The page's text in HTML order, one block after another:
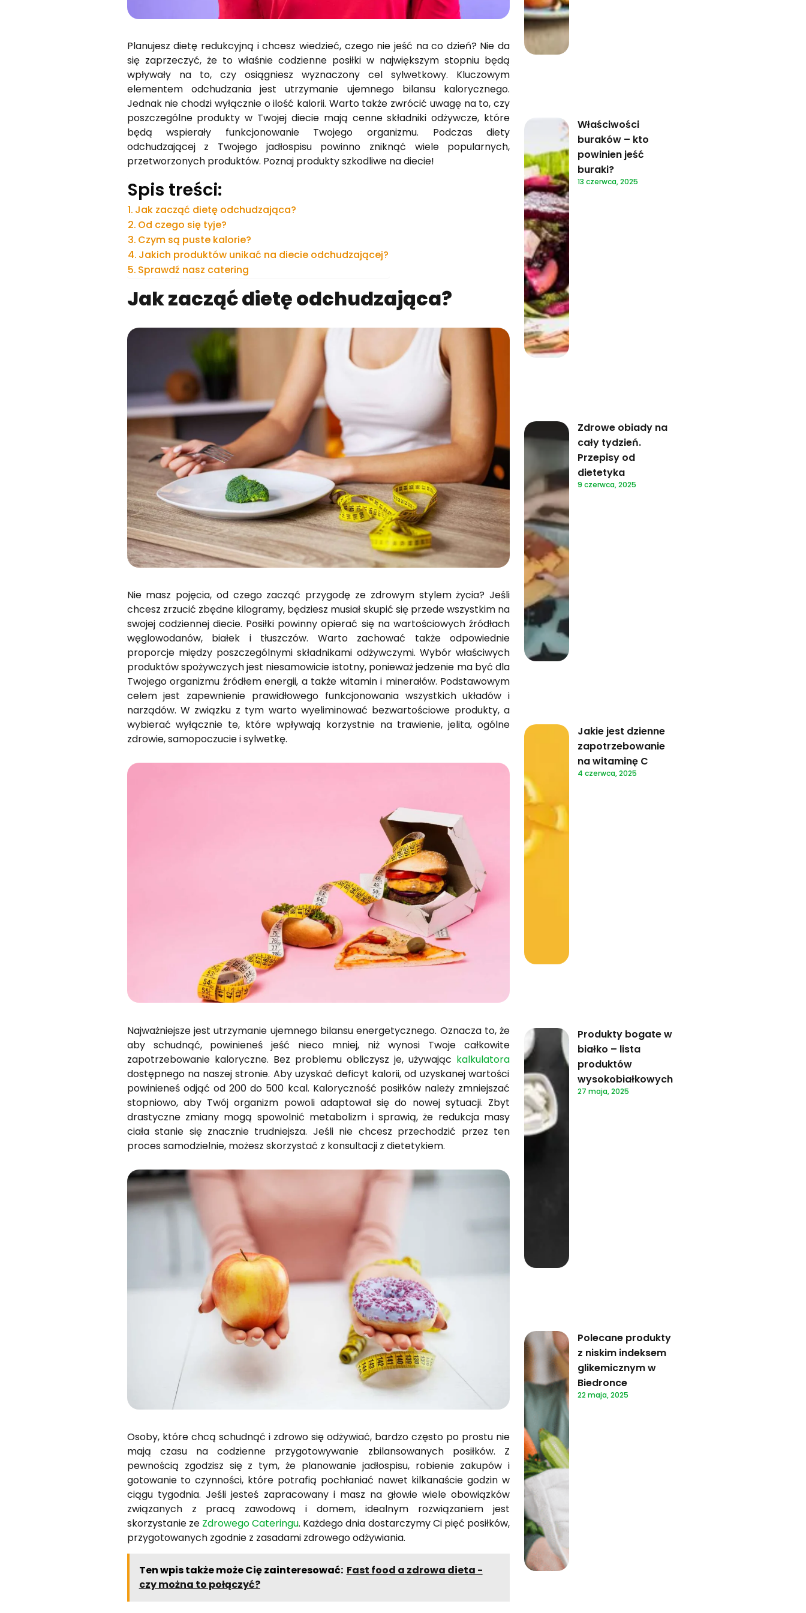
Planujesz dietę redukcyjną i chcesz wiedzieć, czego nie jeść na co dzień? Nie da
się zaprzeczyć, że to właśnie codzienne posiłki w największym stopniu będą
wpływały na to, czy osiągniesz wyznaczony cel sylwetkowy. Kluczowym
elementem odchudzania jest utrzymanie ujemnego bilansu kalorycznego.
Jednak nie chodzi wyłącznie o ilość kalorii. Warto także zwrócić uwagę na to, czy
poszczególne produkty w Twojej diecie mają cenne składniki odżywcze, które
będą wspierały funkcjonowanie Twojego organizmu. Podczas diety
odchudzającej z Twojego jadłospisu powinno zniknąć wiele popularnych,
przetworzonych produktów. Poznaj produkty szkodliwe na diecie!
Spis treści:
Jak zacząć dietę odchudzająca?
Od czego się tyje?
Czym są puste kalorie?
Jakich produktów unikać na diecie odchudzającej?
Sprawdź nasz catering
Jak zacząć dietę odchudzająca?
Nie masz pojęcia, od czego zacząć przygodę ze zdrowym stylem życia? Jeśli
chcesz zrzucić zbędne kilogramy, będziesz musiał skupić się przede wszystkim na
swojej codziennej diecie. Posiłki powinny opierać się na wartościowych źródłach
węglowodanów, białek i tłuszczów. Warto zachować także odpowiednie
proporcje między poszczególnymi składnikami odżywczymi. Wybór właściwych
produktów spożywczych jest niesamowicie istotny, ponieważ jedzenie ma być dla
Twojego organizmu źródłem energii, a także witamin i minerałów. Podstawowym
celem jest zapewnienie prawidłowego funkcjonowania wszystkich układów i
narządów. W związku z tym warto wyeliminować bezwartościowe produkty, a
wybierać wyłącznie te, które wpływają korzystnie na trawienie, jelita, ogólne
zdrowie, samopoczucie i sylwetkę.
Najważniejsze jest utrzymanie ujemnego bilansu energetycznego. Oznacza to, że
aby schudnąć, powinieneś jeść nieco mniej, niż wynosi Twoje całkowite
zapotrzebowanie kaloryczne. Bez problemu obliczysz je, używając kalkulatora
dostępnego na naszej stronie. Aby uzyskać deficyt kalorii, od uzyskanej wartości
powinieneś odjąć od 200 do 500 kcal. Kaloryczność posiłków należy zmniejszać
stopniowo, aby Twój organizm powoli adaptował się do nowej sytuacji. Zbyt
drastyczne zmiany mogą spowolnić metabolizm i sprawią, że redukcja masy
ciała stanie się znacznie trudniejsza. Jeśli nie chcesz przechodzić przez ten
proces samodzielnie, możesz skorzystać z konsultacji z dietetykiem.
Osoby, które chcą schudnąć i zdrowo się odżywiać, bardzo często po prostu nie
mają czasu na codzienne przygotowywanie zbilansowanych posiłków. Z
pewnością zgodzisz się z tym, że planowanie jadłospisu, robienie zakupów i
gotowanie to czynności, które potrafią pochłaniać nawet kilkanaście godzin w
ciągu tygodnia. Jeśli jesteś zapracowany i masz na głowie wiele obowiązków
związanych z pracą zawodową i domem, idealnym rozwiązaniem jest
skorzystanie ze Zdrowego Cateringu. Każdego dnia dostarczymy Ci pięć posiłków,
przygotowanych zgodnie z zasadami zdrowego odżywiania.
Ten wpis także może Cię zainteresować: Fast food a zdrowa dieta -
czy można to połączyć?
Właściwości
buraków – kto
powinien jeść
buraki?
13 czerwca, 2025
Zdrowe obiady na
cały tydzień.
Przepisy od
dietetyka
9 czerwca, 2025
Jakie jest dzienne
zapotrzebowanie
na witaminę C
4 czerwca, 2025
Produkty bogate w
białko – lista
produktów
wysokobiałkowych
27 maja, 2025
Polecane produkty
z niskim indeksem
glikemicznym w
Biedronce
22 maja, 2025